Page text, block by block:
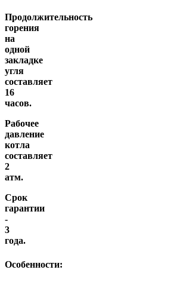
Продолжительность
горения
на
одной
закладке
угля
составляет
16
часов.
Рабочее
давление
котла
составляет
2
атм.
Срок
гарантии
-
3
года.
Особенности: